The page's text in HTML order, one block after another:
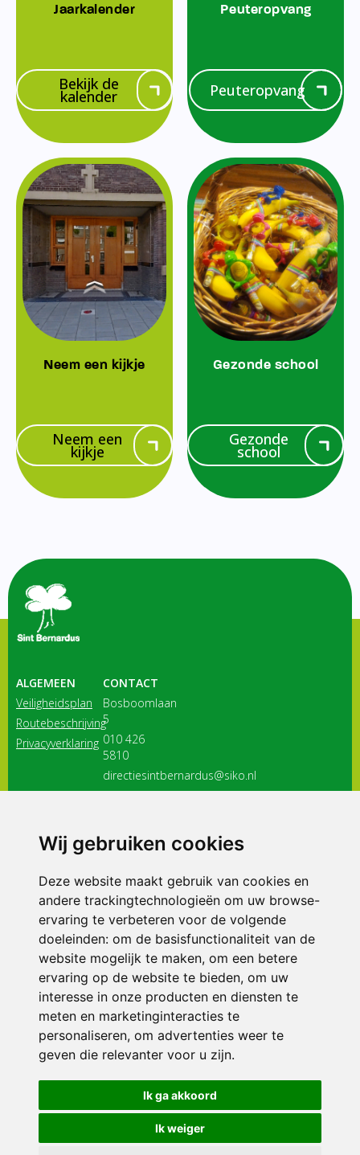
Wij gebruiken cookies
Deze website maakt gebruik van cookies en
andere trackingtechnologieën om uw browse-
ervaring te verbeteren voor de volgende
doeleinden: om de basisfunctionaliteit van de
website mogelijk te maken, om een betere
ervaring op de website te bieden, om uw
interesse in onze producten en diensten te
meten en marketinginteracties te
personaliseren, om advertenties weer te
geven die relevanter voor u zijn.
Ik ga akkoord
Ik weiger
Jaarkalender
Bekijk de
kalender
Peuteropvang
Peuteropvang
Neem een kijkje
Neem een
kijkje
Gezonde school
Gezonde
school
ALGEMEEN
Veiligheidsplan
Routebeschrijving
Privacyverklaring
CONTACT
Bosboomlaan
5
010 426
5810
directiesintbernardus@siko.nl
3116 JB
ONDERDEEL VAN
© 2026 Sint Bernardus | Alle rechten voorbehouden
Privacy policy|Disclaimer| Klachtenregeling|RSIN en Anbi
voorkeuren
Crealisatie The MindOffice